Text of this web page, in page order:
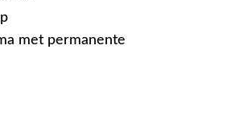
met permanente